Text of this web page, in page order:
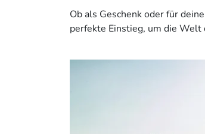
Ob als Geschenk oder für
perfekte Einstieg, um die Welt